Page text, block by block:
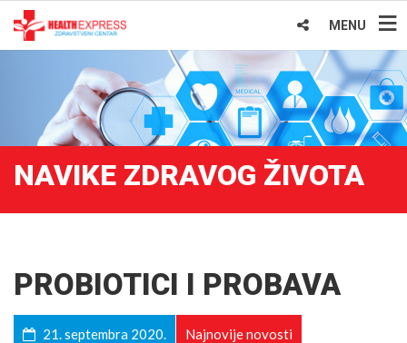
MENU
NAVIKE ZDRAVOG ŽIVOTA
PROBIOTICI I PROBAVA
21. septembra 2020. Najnovije novosti